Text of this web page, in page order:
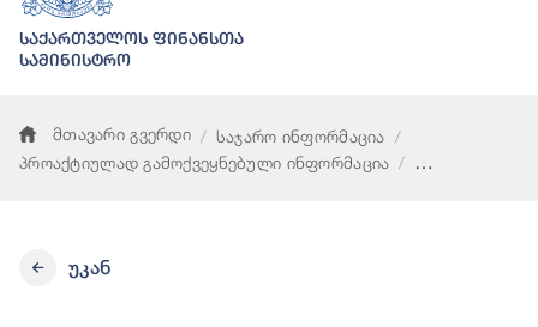
საქართველოს ფინანსთა
სამინისტრო
მთავარი გვერდი
საჯარო ინფორმაცია
პროაქტიულად გამოქვეყნებული ინფორმაცია
უკან